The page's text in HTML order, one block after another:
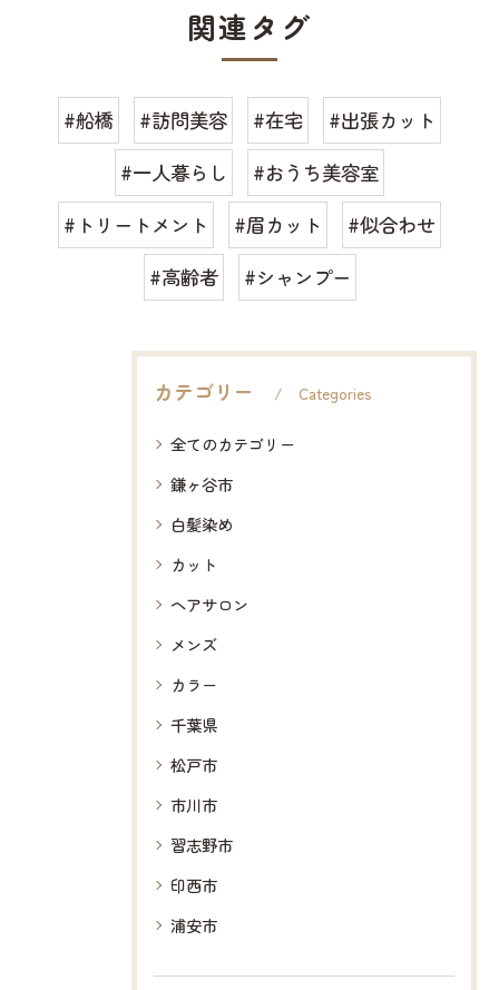
関連タグ
#船橋 #訪問美容 #在宅
#出張カット
#一人暮らし
#おうち美容室
#トリートメント
#眉カット
#似合わせ
#高齢者
#シャンプー
カテゴリー Categories
全てのカテゴリー
鎌ヶ谷市
白髪染め
カット
ヘアサロン
メンズ
カラー
千葉県
松戸市
市川市
習志野市
印西市
浦安市